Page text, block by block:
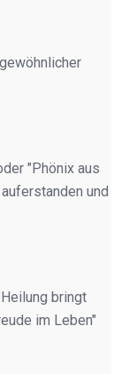
"Phönix aus
und
bringt
im Leben"